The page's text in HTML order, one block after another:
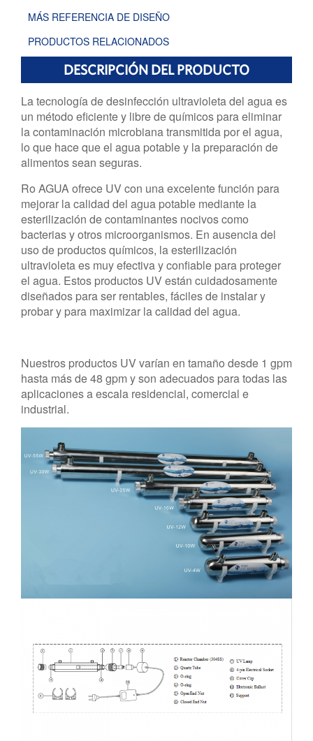
MÁS REFERENCIA DE DISEÑO
PRODUCTOS RELACIONADOS
DESCRIPCIÓN DEL PRODUCTO
La tecnología de desinfección ultravioleta del agua es
un método eficiente y libre de químicos para eliminar
la contaminación microbiana transmitida por el agua,
lo que hace que el agua potable y la preparación de
alimentos sean seguras.
Ro AGUA ofrece UV con una excelente función para
mejorar la calidad del agua potable mediante la
esterilización de contaminantes nocivos como
bacterias y otros microorganismos. En ausencia del
uso de productos químicos, la esterilización
ultravioleta es muy efectiva y confiable para proteger
el agua. Estos productos UV están cuidadosamente
diseñados para ser rentables, fáciles de instalar y
probar y para maximizar la calidad del agua.
Nuestros productos UV varían en tamaño desde 1 gpm
hasta más de 48 gpm y son adecuados para todas las
aplicaciones a escala residencial, comercial e
industrial.